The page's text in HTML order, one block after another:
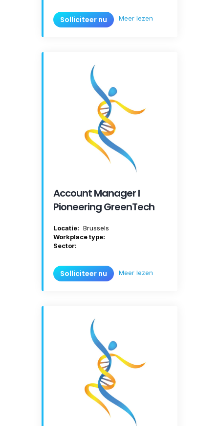
Solliciteer nu Meer lezen
Account Manager I
Pioneering GreenTech
Locatie: Brussels
Workplace type:
Sector:
Solliciteer nu Meer lezen